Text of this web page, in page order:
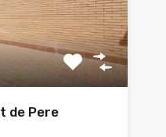
de Pere